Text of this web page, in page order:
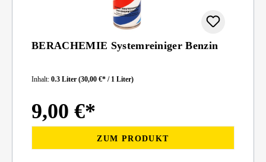
BERACHEMIE Systemreiniger Benzin
Inhalt: 0.3 Liter (30,00 €* / 1 Liter)
9,00 €*
ZUM PRODUKT